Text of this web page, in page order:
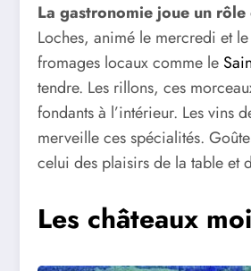
La gastronomie joue un
Loches, animé le mercredi et
fromages locaux comme le
tendre. Les rillons, ces
fondants à l’intérieur. Les vins
merveille ces spécialités.
celui des plaisirs de la table et
Les châteaux